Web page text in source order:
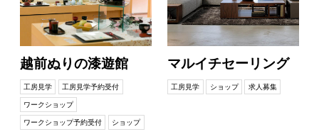
越前ぬりの漆遊館
工房見学 工房見学予約受付
ワークショップ
ワークショップ予約受付 ショップ
マルイチセーリング
工房見学 ショップ 求人募集